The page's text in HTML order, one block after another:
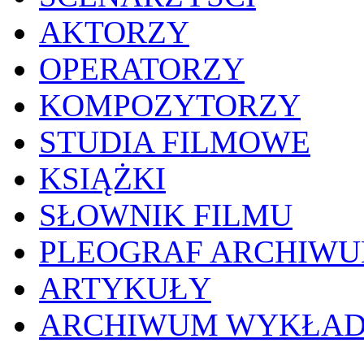
AKTORZY
OPERATORZY
KOMPOZYTORZY
STUDIA FILMOWE
KSIĄŻKI
SŁOWNIK FILMU
PLEOGRAF
ARTYKUŁY
ARCHIWUM